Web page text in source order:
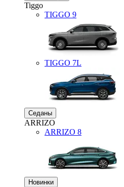
Tiggo
TIGGO 9
TIGGO 7L
Седаны
ARRIZO
ARRIZO 8
Новинки